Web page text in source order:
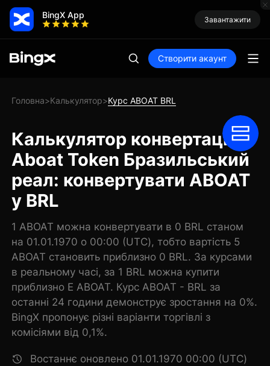
BingX App Завантажити
Створити акаунт
Головна>Калькулятор>Курс ABOAT BRL
Калькулятор конвертації
Aboat Token Бразильський
реал: конвертувати ABOAT
у BRL
1 ABOAT можна конвертувати в 0 BRL станом
на 01.01.1970 о 00:00 (UTC), тобто вартість 5
ABOAT становить приблизно 0 BRL. За курсами
в реальному часі, за 1 BRL можна купити
приблизно E ABOAT. Курс ABOAT - BRL за
останні 24 години демонструє зростання на 0%.
BingX пропонує різні варіанти торгівлі з
комісіями від 0,1%.
Востаннє оновлено 01.01.1970 00:00 (UTC)